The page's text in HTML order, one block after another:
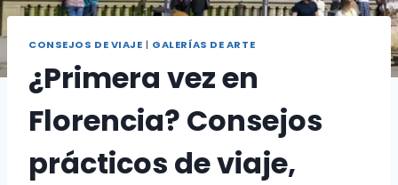
CONSEJOS DE VIAJE | GALERÍAS DE ARTE
¿Primera vez en
Florencia? Consejos
prácticos de viaje,